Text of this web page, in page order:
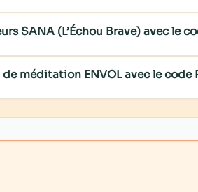
SANA (L’Échou Brave) avec le
méditation ENVOL avec le code